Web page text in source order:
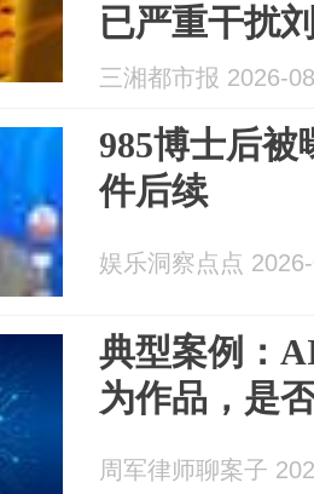
已严重干扰
活，将对侵
究其全部法
三湘都市报 2026-
985博士后被
件后续
娱乐洞察点点
典型案例：
为作品，是
周军律师聊案子